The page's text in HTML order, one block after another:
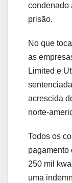
condenado
prisão.
No que
as
Limited e
acrescida
norte-
Todos os
pagamento
250 mil
uma